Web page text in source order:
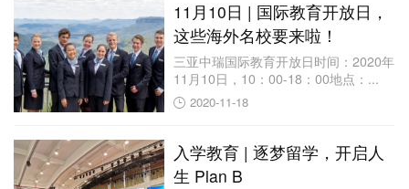
11月10日 | 国际教育开放日，
这些海外名校要来啦！
三亚中瑞国际教育开放日时间：2020年
11月10日，10：00-18：00地点：...
2020-11-18
入学教育 | 逐梦留学，开启人
生 Plan B